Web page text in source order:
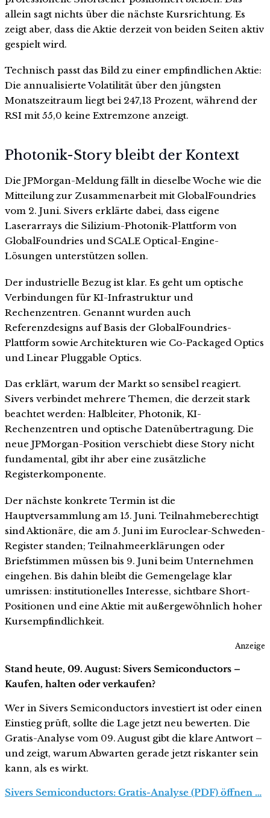
allein sagt nichts über die nächste Kursrichtung. Es
zeigt aber, dass die Aktie derzeit von beiden Seiten aktiv
gespielt wird.
Technisch passt das Bild zu einer empfindlichen Aktie:
Die annualisierte Volatilität über den jüngsten
Monatszeitraum liegt bei 247,13 Prozent, während der
RSI mit 55,0 keine Extremzone anzeigt.
Photonik-Story bleibt der Kontext
Die JPMorgan-Meldung fällt in dieselbe Woche wie die
Mitteilung zur Zusammenarbeit mit GlobalFoundries
vom 2. Juni. Sivers erklärte dabei, dass eigene
Laserarrays die Silizium-Photonik-Plattform von
GlobalFoundries und SCALE Optical-Engine-
Lösungen unterstützen sollen.
Der industrielle Bezug ist klar. Es geht um optische
Verbindungen für KI-Infrastruktur und
Rechenzentren. Genannt wurden auch
Referenzdesigns auf Basis der GlobalFoundries-
Plattform sowie Architekturen wie Co-Packaged Optics
und Linear Pluggable Optics.
Das erklärt, warum der Markt so sensibel reagiert.
Sivers verbindet mehrere Themen, die derzeit stark
beachtet werden: Halbleiter, Photonik, KI-
Rechenzentren und optische Datenübertragung. Die
neue JPMorgan-Position verschiebt diese Story nicht
fundamental, gibt ihr aber eine zusätzliche
Registerkomponente.
Der nächste konkrete Termin ist die
Hauptversammlung am 15. Juni. Teilnahmeberechtigt
sind Aktionäre, die am 5. Juni im Euroclear-Schweden-
Register standen; Teilnahmeerklärungen oder
Briefstimmen müssen bis 9. Juni beim Unternehmen
eingehen. Bis dahin bleibt die Gemengelage klar
umrissen: institutionelles Interesse, sichtbare Short-
Positionen und eine Aktie mit außergewöhnlich hoher
Kursempfindlichkeit.
Anzeige
Stand heute, 09. August: Sivers Semiconductors –
Kaufen, halten oder verkaufen?
Wer in Sivers Semiconductors investiert ist oder einen
Einstieg prüft, sollte die Lage jetzt neu bewerten. Die
Gratis-Analyse vom 09. August gibt die klare Antwort –
und zeigt, warum Abwarten gerade jetzt riskanter sein
kann, als es wirkt.
Sivers Semiconductors: Gratis-Analyse (PDF) öffnen …